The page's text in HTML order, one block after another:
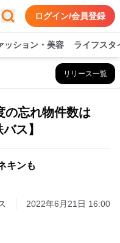
ログイン/会員登録
ッション・美容 ライフスタ
リリース一覧
の忘れ物件数は
ス】
キンも
2022年6月21日 16:00